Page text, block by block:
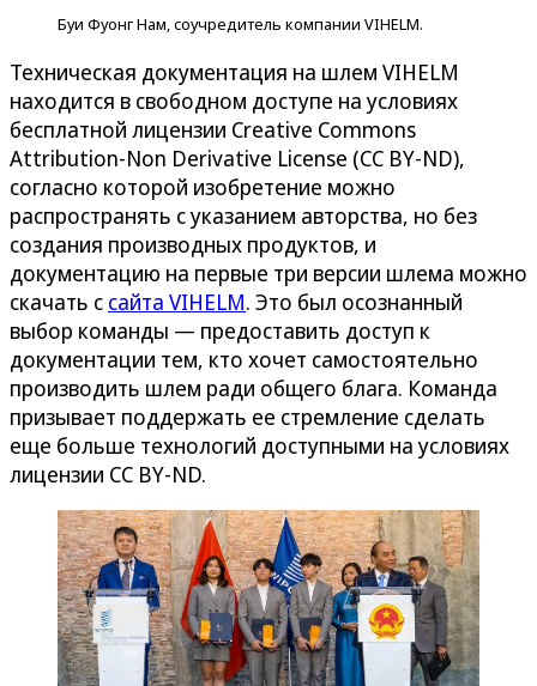
Буи Фуонг Нам, соучредитель компании VIHELM.
Техническая документация на шлем VIHELM
находится в свободном доступе на условиях
бесплатной лицензии Creative Commons
Attribution-Non Derivative License (CC BY-ND),
согласно которой изобретение можно
распространять с указанием авторства, но без
создания производных продуктов, и
документацию на первые три версии шлема можно
скачать с сайта VIHELM. Это был осознанный
выбор команды — предоставить доступ к
документации тем, кто хочет самостоятельно
производить шлем ради общего блага. Команда
призывает поддержать ее стремление сделать
еще больше технологий доступными на условиях
лицензии CC BY-ND.